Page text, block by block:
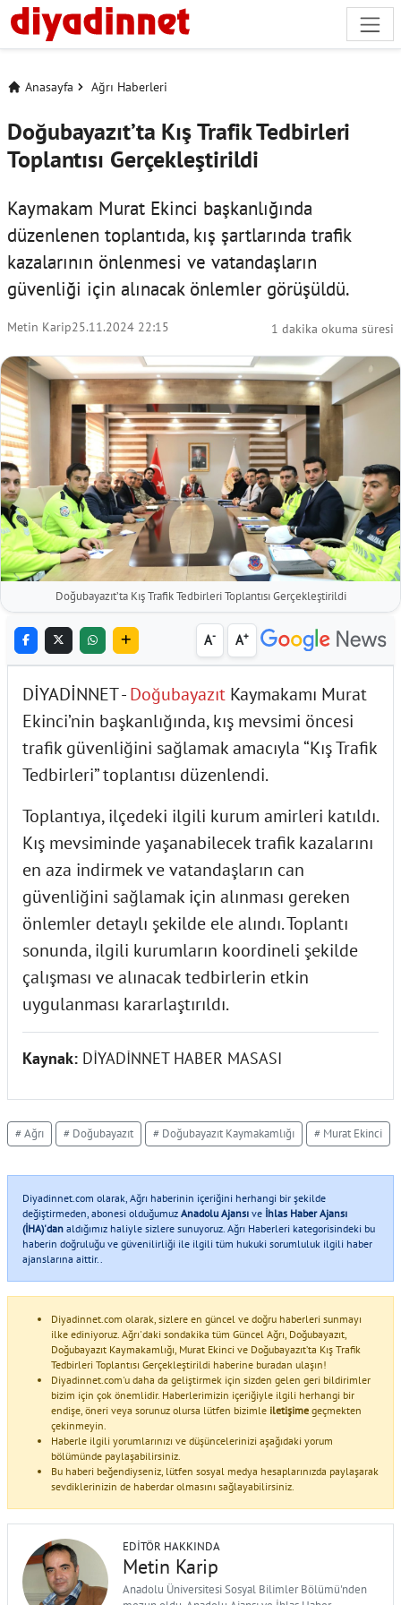
Anasayfa Ağrı Haberleri
Doğubayazıt’ta Kış Trafik Tedbirleri
Toplantısı Gerçekleştirildi
Kaymakam Murat Ekinci başkanlığında
düzenlenen toplantıda, kış şartlarında trafik
kazalarının önlenmesi ve vatandaşların
güvenliği için alınacak önlemler görüşüldü.
Metin Karip25.11.2024 22:15 1 dakika okuma süresi
Doğubayazıt’ta Kış Trafik Tedbirleri Toplantısı Gerçekleştirildi
A- A+
DİYADİNNET -Doğubayazıt Kaymakamı Murat
Ekinci’nin başkanlığında, kış mevsimi öncesi
trafik güvenliğini sağlamak amacıyla “Kış Trafik
Tedbirleri” toplantısı düzenlendi.
Toplantıya, ilçedeki ilgili kurum amirleri katıldı.
Kış mevsiminde yaşanabilecek trafik kazalarını
en aza indirmek ve vatandaşların can
güvenliğini sağlamak için alınması gereken
önlemler detaylı şekilde ele alındı. Toplantı
sonunda, ilgili kurumların koordineli şekilde
çalışması ve alınacak tedbirlerin etkin
uygulanması kararlaştırıldı.
Kaynak: DİYADİNNET HABER MASASI
# Ağrı # Doğubayazıt # Doğubayazıt Kaymakamlığı # Murat Ekinci
Diyadinnet.com olarak, Ağrı haberinin içeriğini herhangi bir şekilde
değiştirmeden, abonesi olduğumuz Anadolu Ajansı ve İhlas Haber Ajansı
(İHA)'dan aldığımız haliyle sizlere sunuyoruz. Ağrı Haberleri kategorisindeki bu
haberin doğruluğu ve güvenilirliği ile ilgili tüm hukuki sorumluluk ilgili haber
ajanslarına aittir..
Diyadinnet.com olarak, sizlere en güncel ve doğru haberleri sunmayı
ilke ediniyoruz. Ağrı'daki sondakika tüm Güncel Ağrı, Doğubayazıt,
Doğubayazıt Kaymakamlığı, Murat Ekinci ve Doğubayazıt’ta Kış Trafik
Tedbirleri Toplantısı Gerçekleştirildi haberine buradan ulaşın!
Diyadinnet.com'u daha da geliştirmek için sizden gelen geri bildirimler
bizim için çok önemlidir. Haberlerimizin içeriğiyle ilgili herhangi bir
endişe, öneri veya sorunuz olursa lütfen bizimle iletişime geçmekten
çekinmeyin.
Haberle ilgili yorumlarınızı ve düşüncelerinizi aşağıdaki yorum
bölümünde paylaşabilirsiniz.
Bu haberi beğendiyseniz, lütfen sosyal medya hesaplarınızda paylaşarak
sevdiklerinizin de haberdar olmasını sağlayabilirsiniz.
EDITÖR HAKKINDA
Metin Karip
Anadolu Üniversitesi Sosyal Bilimler Bölümü'nden